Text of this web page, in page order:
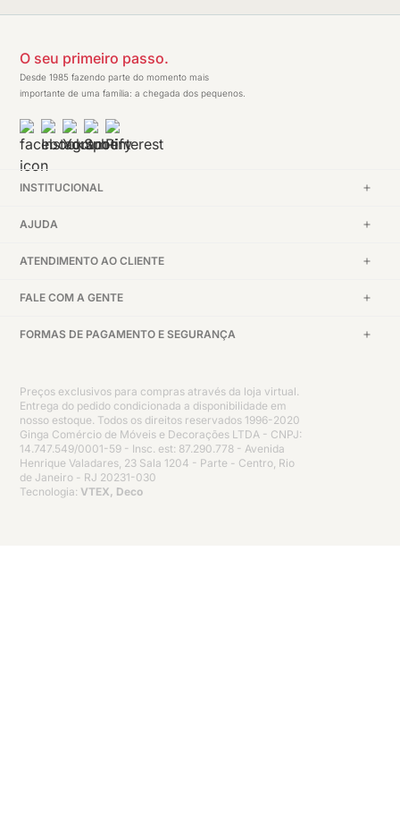
O seu primeiro passo.
Desde 1985 fazendo parte do momento mais
importante de uma família: a chegada dos pequenos.
INSTITUCIONAL
AJUDA
ATENDIMENTO AO CLIENTE
FALE COM A GENTE
FORMAS DE PAGAMENTO E SEGURANÇA
Preços exclusivos para compras através da loja virtual.
Entrega do pedido condicionada a disponibilidade em
nosso estoque. Todos os direitos reservados 1996-2020
Ginga Comércio de Móveis e Decorações LTDA - CNPJ:
14.747.549/0001-59 - Insc. est: 87.290.778 - Avenida
Henrique Valadares, 23 Sala 1204 - Parte - Centro, Rio
de Janeiro - RJ 20231-030
Tecnologia: VTEX, Deco